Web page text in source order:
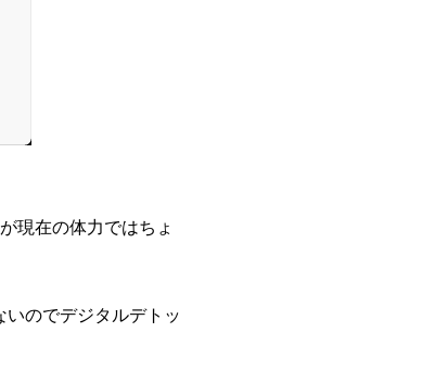
現在の体力ではちょ
のでデジタルデトッ